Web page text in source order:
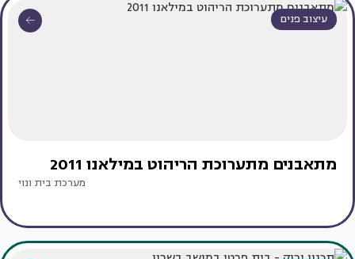
עיצוב פנים
מתאבנים מתערוכת הריהוט במילאנו 2011
מערכת בית ונוי